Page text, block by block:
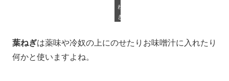
ね
ぎ
葉ねぎは薬味や冷奴の上にのせたりお味噌汁に入れたり
何かと使いますよね。